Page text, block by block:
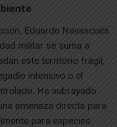
Eduardo Navascués
militar se suma a
este territorio frágil,
intensivo o el
Ha subrayado
amenaza directa para
para especies